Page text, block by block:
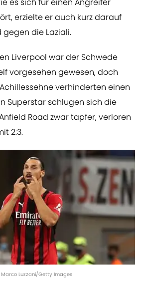
erzielte er auch kurz darauf
die Laziali.
Liverpool war der Schwede
vorgesehen gewesen, doch
verhinderten einen
Superstar schlugen sich die
Road zwar tapfer, verloren
2:3.
Luzzani/Getty Images